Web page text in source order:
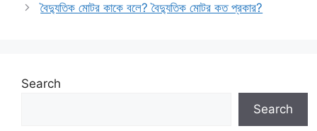
বৈদ্যুতিক মোটর কাকে বলে? বৈদ্যুতিক মোটর কত প্রকার?
Search
Search